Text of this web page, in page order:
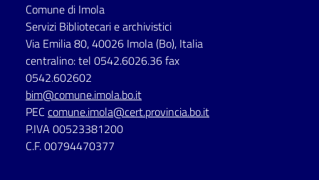
lettura
Seguici
su
Comune di Imola
Servizi Bibliotecari e archivistici
Via Emilia 80, 40026 Imola (Bo), Italia
centralino: tel 0542.6026.36 fax
0542.602602
bim@comune.imola.bo.it
PEC comune.imola@cert.provincia.bo.it
P.IVA 00523381200
C.F. 00794470377